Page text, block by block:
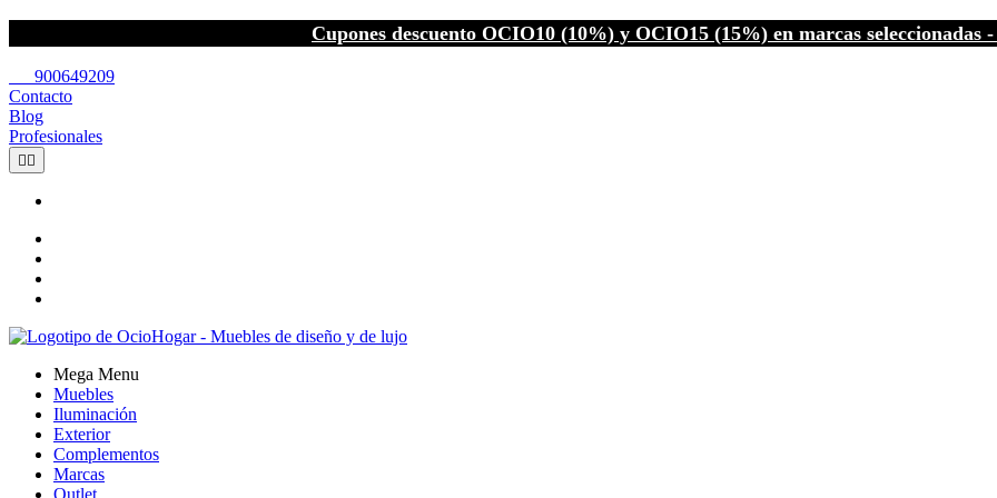
Cupones descuento OCIO10 (10%) y OCIO15 (15%) en marcas seleccionadas
900649209
Contacto
Blog
Profesionales
 
Mega Menu
Muebles
Iluminación
Exterior
Complementos
Marcas
Outlet